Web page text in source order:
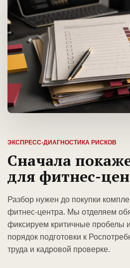
ЭКСПРЕСС-ДИАГНОСТИКА РИСКОВ
Сначала
для фитнес-
Разбор нужен до покупки
фитнес-центра. Мы отделяем
фиксируем критичные пробелы
порядок подготовки к
труда и кадровой проверке.